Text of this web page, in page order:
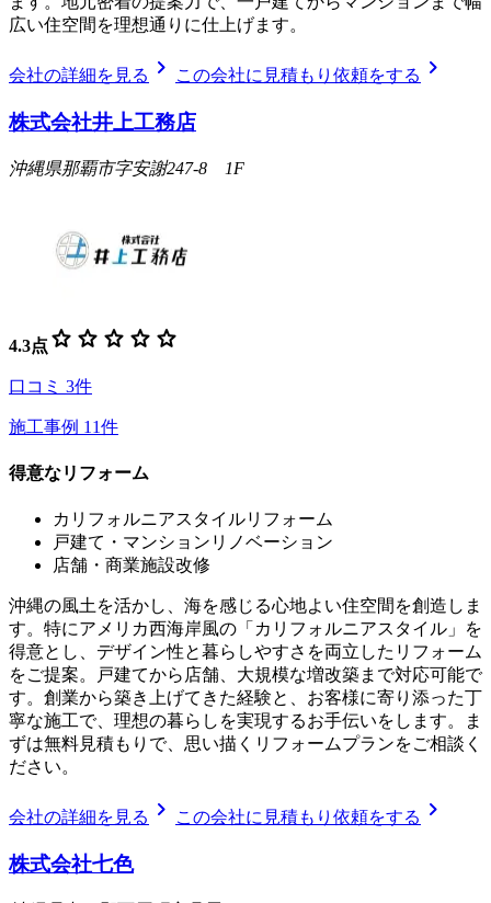
広い住空間を理想通りに仕上げます。
会社の詳細を見る chevron_right この会社に見積もり依頼をする chevron_right
株式会社井上工務店
沖縄県那覇市字安謝247-8 1F
4.3点 star star star star star
口コミ 3件
施工事例 11件
得意なリフォーム
カリフォルニアスタイルリフォーム
戸建て・マンションリノベーション
店舗・商業施設改修
沖縄の風土を活かし、海を感じる心地よい住空間を創造しま
す。特にアメリカ西海岸風の「カリフォルニアスタイル」を
得意とし、デザイン性と暮らしやすさを両立したリフォーム
をご提案。戸建てから店舗、大規模な増改築まで対応可能で
す。創業から築き上げてきた経験と、お客様に寄り添った丁
寧な施工で、理想の暮らしを実現するお手伝いをします。ま
ずは無料見積もりで、思い描くリフォームプランをご相談く
ださい。
会社の詳細を見る chevron_right この会社に見積もり依頼をする chevron_right
株式会社七色